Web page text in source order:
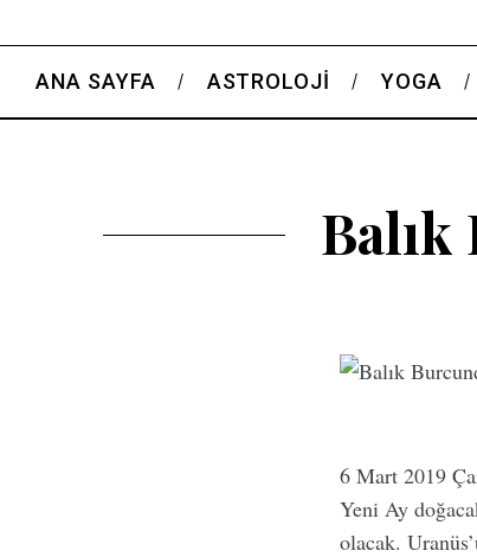
ANA SAYFA ASTROLOJI YOGA
Balık
6 Mart 2019
Yeni Ay
olacak.